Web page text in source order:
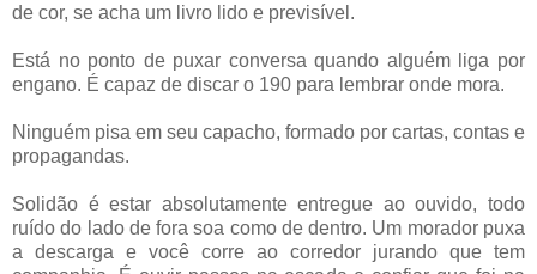
de cor, se acha um livro lido e previsível.
Está no ponto de puxar conversa quando alguém liga por
engano. É capaz de discar o 190 para lembrar onde mora.
Ninguém pisa em seu capacho, formado por cartas, contas e
propagandas.
Solidão é estar absolutamente entregue ao ouvido, todo
ruído do lado de fora soa como de dentro. Um morador puxa
a descarga e você corre ao corredor jurando que tem